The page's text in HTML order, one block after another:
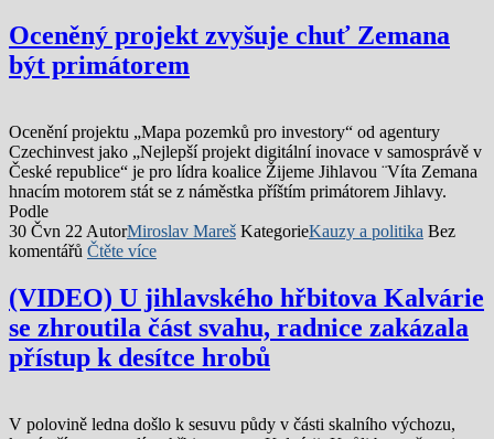
Oceněný projekt zvyšuje chuť Zemana
být primátorem
Ocenění projektu „Mapa pozemků pro investory“ od agentury
Czechinvest jako „Nejlepší projekt digitální inovace v samosprávě v
České republice“ je pro lídra koalice Žijeme Jihlavou ¨Víta Zemana
hnacím motorem stát se z náměstka příštím primátorem Jihlavy.
Podle
30 Čvn 22 AutorMiroslav Mareš KategorieKauzy a politika Bez
komentářů Čtěte více
(VIDEO) U jihlavského hřbitova Kalvárie
se zhroutila část svahu, radnice zakázala
přístup k desítce hrobů
V polovině ledna došlo k sesuvu půdy v části skalního výchozu,